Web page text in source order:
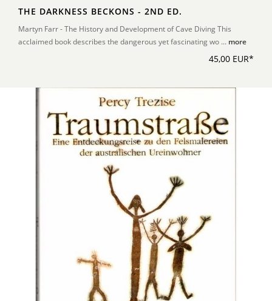
THE DARKNESS BECKONS - 2ND ED.
Martyn Farr - The History and Development of Cave Diving This
acclaimed book describes the dangerous yet fascinating wo ... more
45,00 EUR*